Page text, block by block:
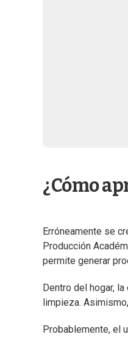
¿Cómo
Erróneamente se
Producción
permite generar
Dentro del hogar,
limpieza.
Probablemente, el